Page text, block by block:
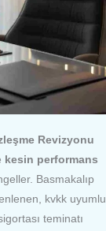
Revizyonu
kesin performans
Basmakalıp
kvkk uyumlu
teminatı